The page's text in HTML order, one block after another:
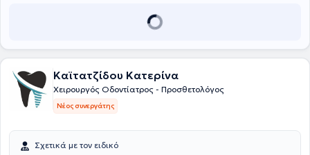
Καϊτατζίδου Κατερίνα
Χειρουργός Οδοντίατρος - Προσθετολόγος
Νέος συνεργάτης
Σχετικά με τον ειδικό